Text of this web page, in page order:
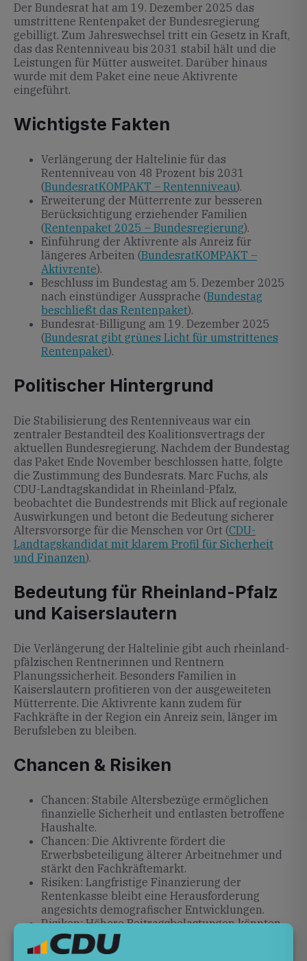
Der Bundesrat hat am 19. Dezember 2025 das
umstrittene Rentenpaket der Bundesregierung
gebilligt. Zum Jahreswechsel tritt ein Gesetz in Kraft,
das das Rentenniveau bis 2031 stabil hält und die
Leistungen für Mütter ausweitet. Darüber hinaus
wurde mit dem Paket eine neue Aktivrente
eingeführt.
Wichtigste Fakten
Verlängerung der Haltelinie für das
Rentenniveau von 48 Prozent bis 2031
(BundesratKOMPAKT – Rentenniveau).
Erweiterung der Mütterrente zur besseren
Berücksichtigung erziehender Familien
(Rentenpaket 2025 – Bundesregierung).
Einführung der Aktivrente als Anreiz für
längeres Arbeiten (BundesratKOMPAKT –
Aktivrente).
Beschluss im Bundestag am 5. Dezember 2025
nach einstündiger Aussprache (Bundestag
beschließt das Rentenpaket).
Bundesrat-Billigung am 19. Dezember 2025
(Bundesrat gibt grünes Licht für umstrittenes
Rentenpaket).
Politischer Hintergrund
Die Stabilisierung des Rentenniveaus war ein
zentraler Bestandteil des Koalitionsvertrags der
aktuellen Bundesregierung. Nachdem der Bundestag
das Paket Ende November beschlossen hatte, folgte
die Zustimmung des Bundesrats. Marc Fuchs, als
CDU-Landtagskandidat in Rheinland-Pfalz,
beobachtet die Bundestrends mit Blick auf regionale
Auswirkungen und betont die Bedeutung sicherer
Altersvorsorge für die Menschen vor Ort (CDU-
Landtagskandidat mit klarem Profil für Sicherheit
und Finanzen).
Bedeutung für Rheinland-Pfalz
und Kaiserslautern
Die Verlängerung der Haltelinie gibt auch rheinland-
pfälzischen Rentnerinnen und Rentnern
Planungssicherheit. Besonders Familien in
Kaiserslautern profitieren von der ausgeweiteten
Mütterrente. Die Aktivrente kann zudem für
Fachkräfte in der Region ein Anreiz sein, länger im
Berufsleben zu bleiben.
Chancen & Risiken
Chancen: Stabile Altersbezüge ermöglichen
finanzielle Sicherheit und entlasten betroffene
Haushalte.
Chancen: Die Aktivrente fördert die
Erwerbsbeteiligung älterer Arbeitnehmer und
stärkt den Fachkräftemarkt.
Risiken: Langfristige Finanzierung der
Rentenkasse bleibt eine Herausforderung
angesichts demografischer Entwicklungen.
Risiken: Höhere Beitragsbelastungen könnten
Unternehmen und jüngere Beschäftigte stärker
treffen.